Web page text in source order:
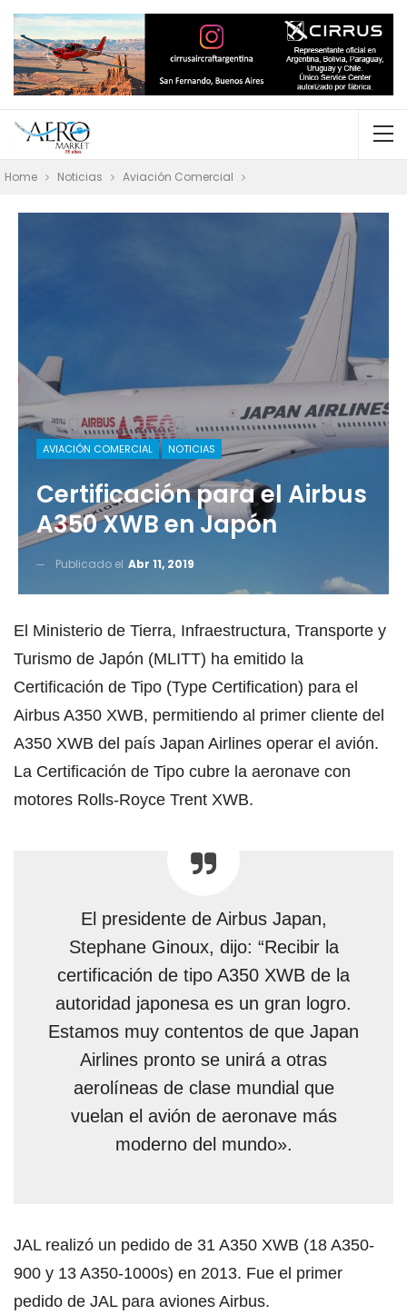
Home Noticias Aviación Comercial
AVIACIÓN COMERCIAL NOTICIAS
Certificación para el Airbus
A350 XWB en Japón
Publicado el Abr 11, 2019
El Ministerio de Tierra, Infraestructura, Transporte y
Turismo de Japón (MLITT) ha emitido la
Certificación de Tipo (Type Certification) para el
Airbus A350 XWB, permitiendo al primer cliente del
A350 XWB del país Japan Airlines operar el avión.
La Certificación de Tipo cubre la aeronave con
motores Rolls-Royce Trent XWB.
El presidente de Airbus Japan,
Stephane Ginoux, dijo: “Recibir la
certificación de tipo A350 XWB de la
autoridad japonesa es un gran logro.
Estamos muy contentos de que Japan
Airlines pronto se unirá a otras
aerolíneas de clase mundial que
vuelan el avión de aeronave más
moderno del mundo».
JAL realizó un pedido de 31 A350 XWB (18 A350-
900 y 13 A350-1000s) en 2013. Fue el primer
pedido de JAL para aviones Airbus.